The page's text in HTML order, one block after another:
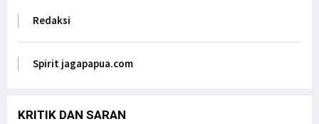
Redaksi
Spirit jagapapua.com
KRITIK DAN SARAN